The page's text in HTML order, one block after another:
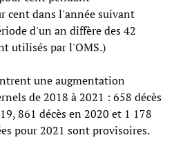
cent dans l'année suivant
d'un an diffère des 42
utilisés par l'OMS.)
une augmentation
de 2018 à 2021 : 658 décès
861 décès en 2020 et 1 178
pour 2021 sont provisoires.